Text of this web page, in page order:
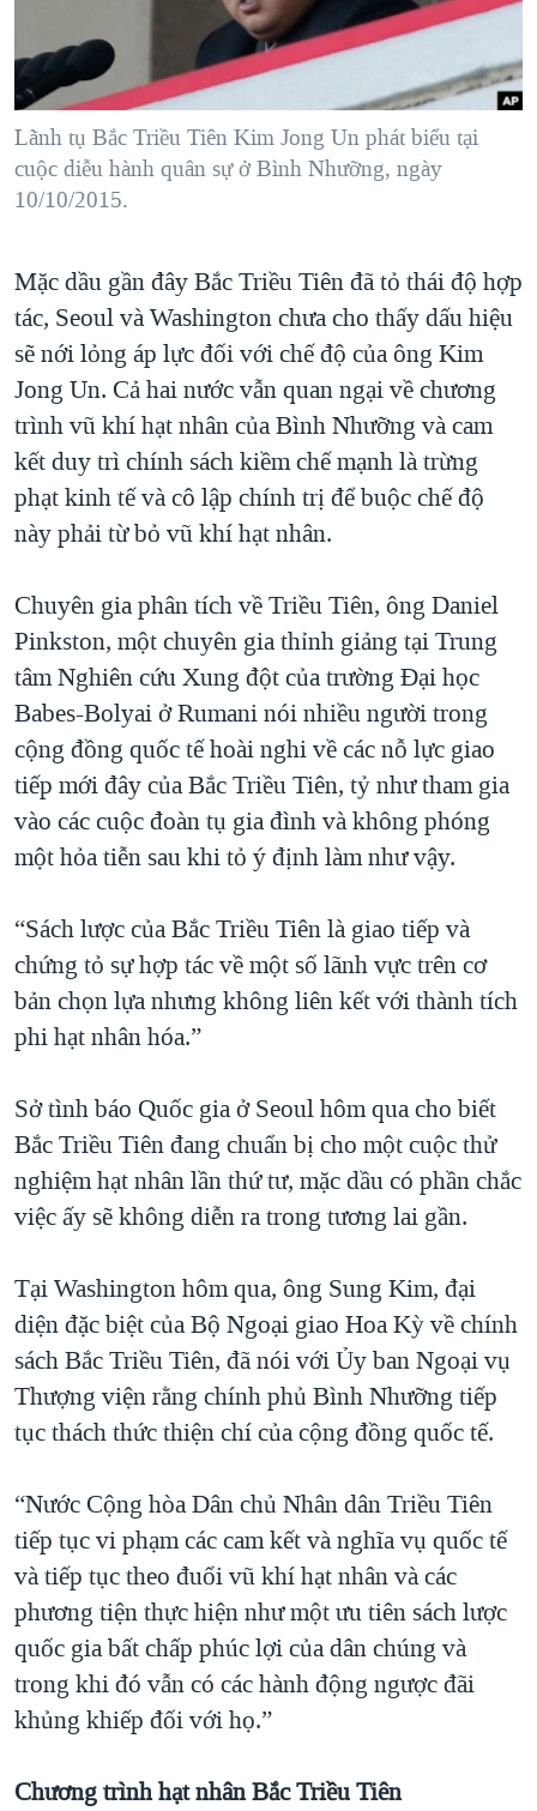
NGƯỜI VIỆT HẢI NGOẠI
ĐỜI SỐNG
KINH TẾ
KHOA HỌC
SỨC KHOẺ
THỂ THAO
GIÁO DỤC
HÀNH TRÌNH BẦU CỬ 2024
MỘT NĂM CHIẾN TRANH TẠI DẢI GAZA
GIẢI MÃ VÀNH ĐAI & CON ĐƯỜNG
NGÀY TỊ NẠN THẾ GIỚI
CHI PHÍ CHIẾN TRANH AFGHANISTAN
CÁC GIÁ TRỊ CỘNG HÒA Ở VIỆT NAM
THƯỢNG ĐỈNH TRUMP-KIM TẠI VIỆT NAM
TRỊNH VĨNH BÌNH VS. CHÍNH PHỦ VIỆT NAM
NGƯ DÂN VIỆT VÀ LÀN SÓNG TRỘM HẢI SÂM
BÊN KIA QUỐC LỘ: TIẾNG VỌNG TỪ NÔNG THÔN MỸ
NGHE
MẠNG XÃ HỘI
Lãnh tụ Bắc Triều Tiên Kim Jong Un phát biểu tại
cuộc diễu hành quân sự ở Bình Nhưỡng, ngày
10/10/2015.
Mặc dầu gần đây Bắc Triều Tiên đã tỏ thái độ hợp
tác, Seoul và Washington chưa cho thấy dấu hiệu
sẽ nới lỏng áp lực đối với chế độ của ông Kim
Jong Un. Cả hai nước vẫn quan ngại về chương
trình vũ khí hạt nhân của Bình Nhưỡng và cam
kết duy trì chính sách kiềm chế mạnh là trừng
phạt kinh tế và cô lập chính trị để buộc chế độ
này phải từ bỏ vũ khí hạt nhân.
Chuyên gia phân tích về Triều Tiên, ông Daniel
Pinkston, một chuyên gia thỉnh giảng tại Trung
tâm Nghiên cứu Xung đột của trường Đại học
Babes-Bolyai ở Rumani nói nhiều người trong
cộng đồng quốc tế hoài nghi về các nỗ lực giao
tiếp mới đây của Bắc Triều Tiên, tỷ như tham gia
vào các cuộc đoàn tụ gia đình và không phóng
một hỏa tiễn sau khi tỏ ý định làm như vậy.
“Sách lược của Bắc Triều Tiên là giao tiếp và
chứng tỏ sự hợp tác về một số lãnh vực trên cơ
bản chọn lựa nhưng không liên kết với thành tích
phi hạt nhân hóa.”
Sở tình báo Quốc gia ở Seoul hôm qua cho biết
Bắc Triều Tiên đang chuẩn bị cho một cuộc thử
nghiệm hạt nhân lần thứ tư, mặc dầu có phần chắc
việc ấy sẽ không diễn ra trong tương lai gần.
Tại Washington hôm qua, ông Sung Kim, đại
diện đặc biệt của Bộ Ngoại giao Hoa Kỳ về chính
sách Bắc Triều Tiên, đã nói với Ủy ban Ngoại vụ
Thượng viện rằng chính phủ Bình Nhưỡng tiếp
tục thách thức thiện chí của cộng đồng quốc tế.
“Nước Cộng hòa Dân chủ Nhân dân Triều Tiên
tiếp tục vi phạm các cam kết và nghĩa vụ quốc tế
và tiếp tục theo đuổi vũ khí hạt nhân và các
phương tiện thực hiện như một ưu tiên sách lược
quốc gia bất chấp phúc lợi của dân chúng và
trong khi đó vẫn có các hành động ngược đãi
khủng khiếp đối với họ.”
Chương trình hạt nhân Bắc Triều Tiên